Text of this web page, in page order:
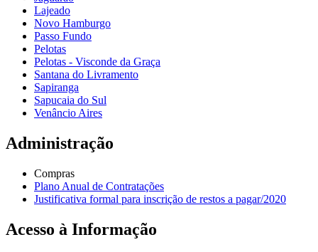
Lajeado
Novo Hamburgo
Passo Fundo
Pelotas
Pelotas - Visconde da Graça
Santana do Livramento
Sapiranga
Sapucaia do Sul
Venâncio Aires
Administração
Compras
Plano Anual de Contratações
Justificativa formal para inscrição de restos a pagar/2020
Acesso à Informação